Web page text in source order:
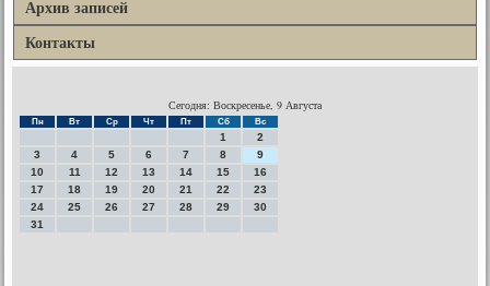
Архив записей
Контакты
Сегодня: Воскресенье, 9 Августа
Пн Вт Ср Чт Пт Сб Вс
1
2
3
4 5 6 7 8
9
10
11 12 13 14 15
16
17
18 19 20 21 22
23
24
25 26 27 28 29
30
31